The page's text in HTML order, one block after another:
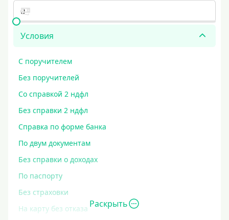
Условия
С поручителем
Без поручителей
Со справкой 2 ндфл
Без справки 2 ндфл
Справка по форме банка
По двум документам
Без справки о доходах
По паспорту
Без страховки
На карту без отказа Раскрыть